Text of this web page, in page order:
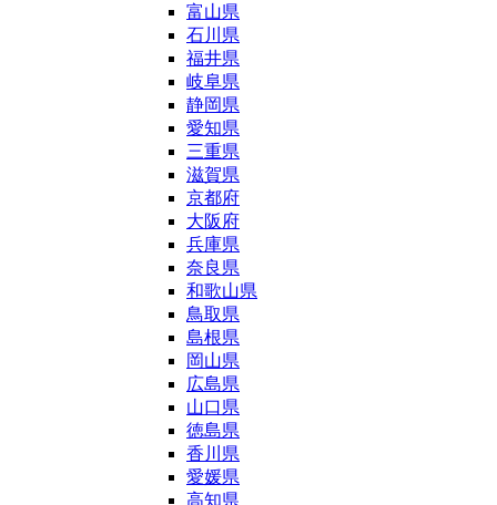
富山県
石川県
福井県
岐阜県
静岡県
愛知県
三重県
滋賀県
京都府
大阪府
兵庫県
奈良県
和歌山県
鳥取県
島根県
岡山県
広島県
山口県
徳島県
香川県
愛媛県
高知県